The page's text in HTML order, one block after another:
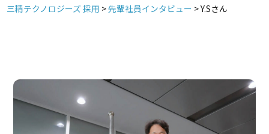
三精テクノロジーズ 採用 >先輩社員インタビュー >Y.Sさん